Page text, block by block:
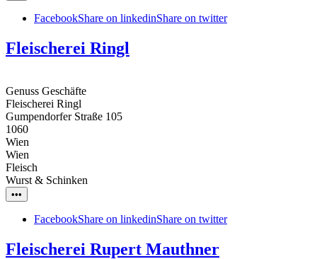
FacebookShare on linkedinShare on twitter
Fleischerei Ringl
Genuss Geschäfte
Fleischerei Ringl
Gumpendorfer Straße 105
1060
Wien
Wien
Fleisch
Wurst & Schinken
•••
FacebookShare on linkedinShare on twitter
Fleischerei Rupert Mauthner